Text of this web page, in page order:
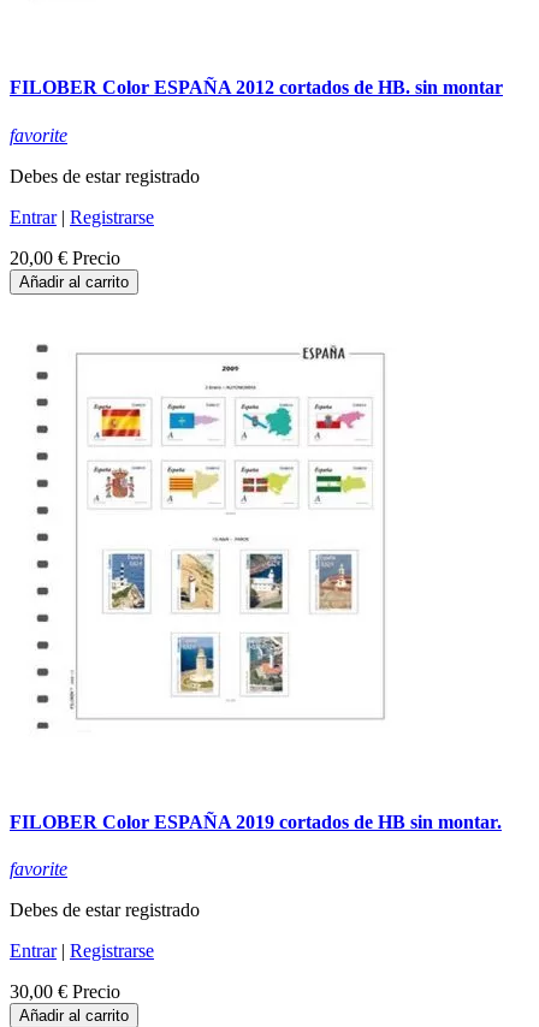
FILOBER Color ESPAÑA 2012 cortados de HB. sin montar
favorite
Debes de estar registrado
Entrar| Registrarse
20,00 € Precio
Añadir al carrito
FILOBER Color ESPAÑA 2019 cortados de HB sin montar.
favorite
Debes de estar registrado
Entrar| Registrarse
30,00 € Precio
Añadir al carrito